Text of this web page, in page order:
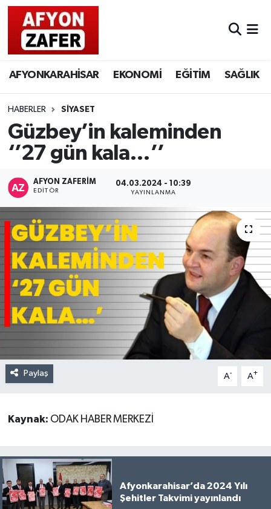
AFYONKARAHİSAR EKONOMİ EĞİTİM SAĞLIK
HABERLER SİYASET
Güzbey’in kaleminden
‘’27 gün kala…’’
AFYON ZAFERİM
EDITÖR
04.03.2024 - 10:39
YAYINLANMA
Paylaş A- A+
Kaynak: ODAK HABER MERKEZİ
Afyonkarahisar’da 2024 Yılı
Şehitler Takvimi yayınlandı